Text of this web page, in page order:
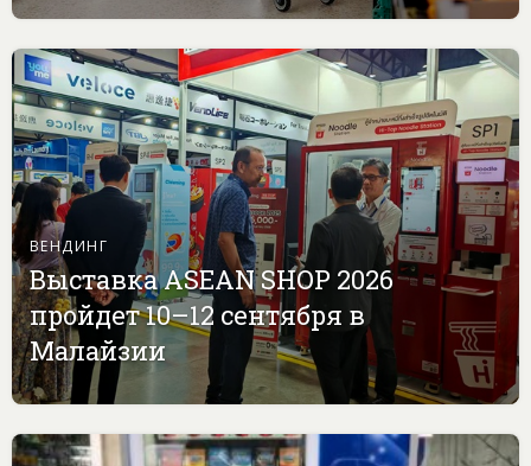
ВЕНДИНГ
Выставка ASEAN SHOP 2026
пройдет 10–12 сентября в
Малайзии